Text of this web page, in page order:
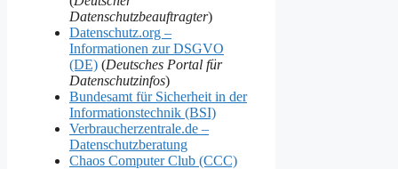
Datenschutzbeauftragter)
Datenschutz.org –
Informationen zur DSGVO
(DE) (Deutsches Portal für
Datenschutzinfos)
Bundesamt für Sicherheit in der
Informationstechnik (BSI)
Verbraucherzentrale.de –
Datenschutzberatung
Chaos Computer Club (CCC)